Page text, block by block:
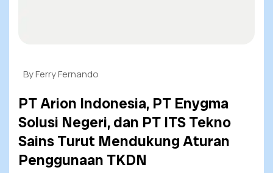
By Ferry Fernando
PT Arion Indonesia, PT Enygma
Solusi Negeri, dan PT ITS Tekno
Sains Turut Mendukung Aturan
Penggunaan TKDN